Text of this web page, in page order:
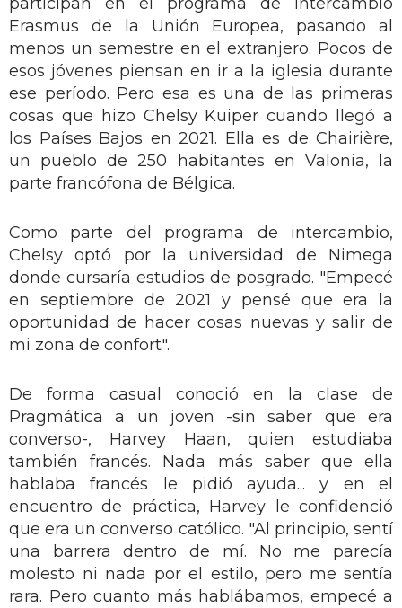
Erasmus de la Unión Europea, pasando al
menos un semestre en el extranjero. Pocos de
esos jóvenes piensan en ir a la iglesia durante
ese período. Pero esa es una de las primeras
cosas que hizo Chelsy Kuiper cuando llegó a
los Países Bajos en 2021. Ella es de Chairière,
un pueblo de 250 habitantes en Valonia, la
parte francófona de Bélgica.
Como parte del programa de intercambio,
Chelsy optó por la universidad de Nimega
donde cursaría estudios de posgrado. "Empecé
en septiembre de 2021 y pensé que era la
oportunidad de hacer cosas nuevas y salir de
mi zona de confort".
De forma casual conoció en la clase de
Pragmática a un joven -sin saber que era
converso-, Harvey Haan, quien estudiaba
también francés. Nada más saber que ella
hablaba francés le pidió ayuda... y en el
encuentro de práctica, Harvey le confidenció
que era un converso católico. "Al principio, sentí
una barrera dentro de mí. No me parecía
molesto ni nada por el estilo, pero me sentía
rara. Pero cuanto más hablábamos, empecé a